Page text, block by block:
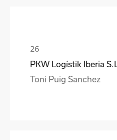
PKW Logístik Iberia S.L.
Toni Puig Sanchez